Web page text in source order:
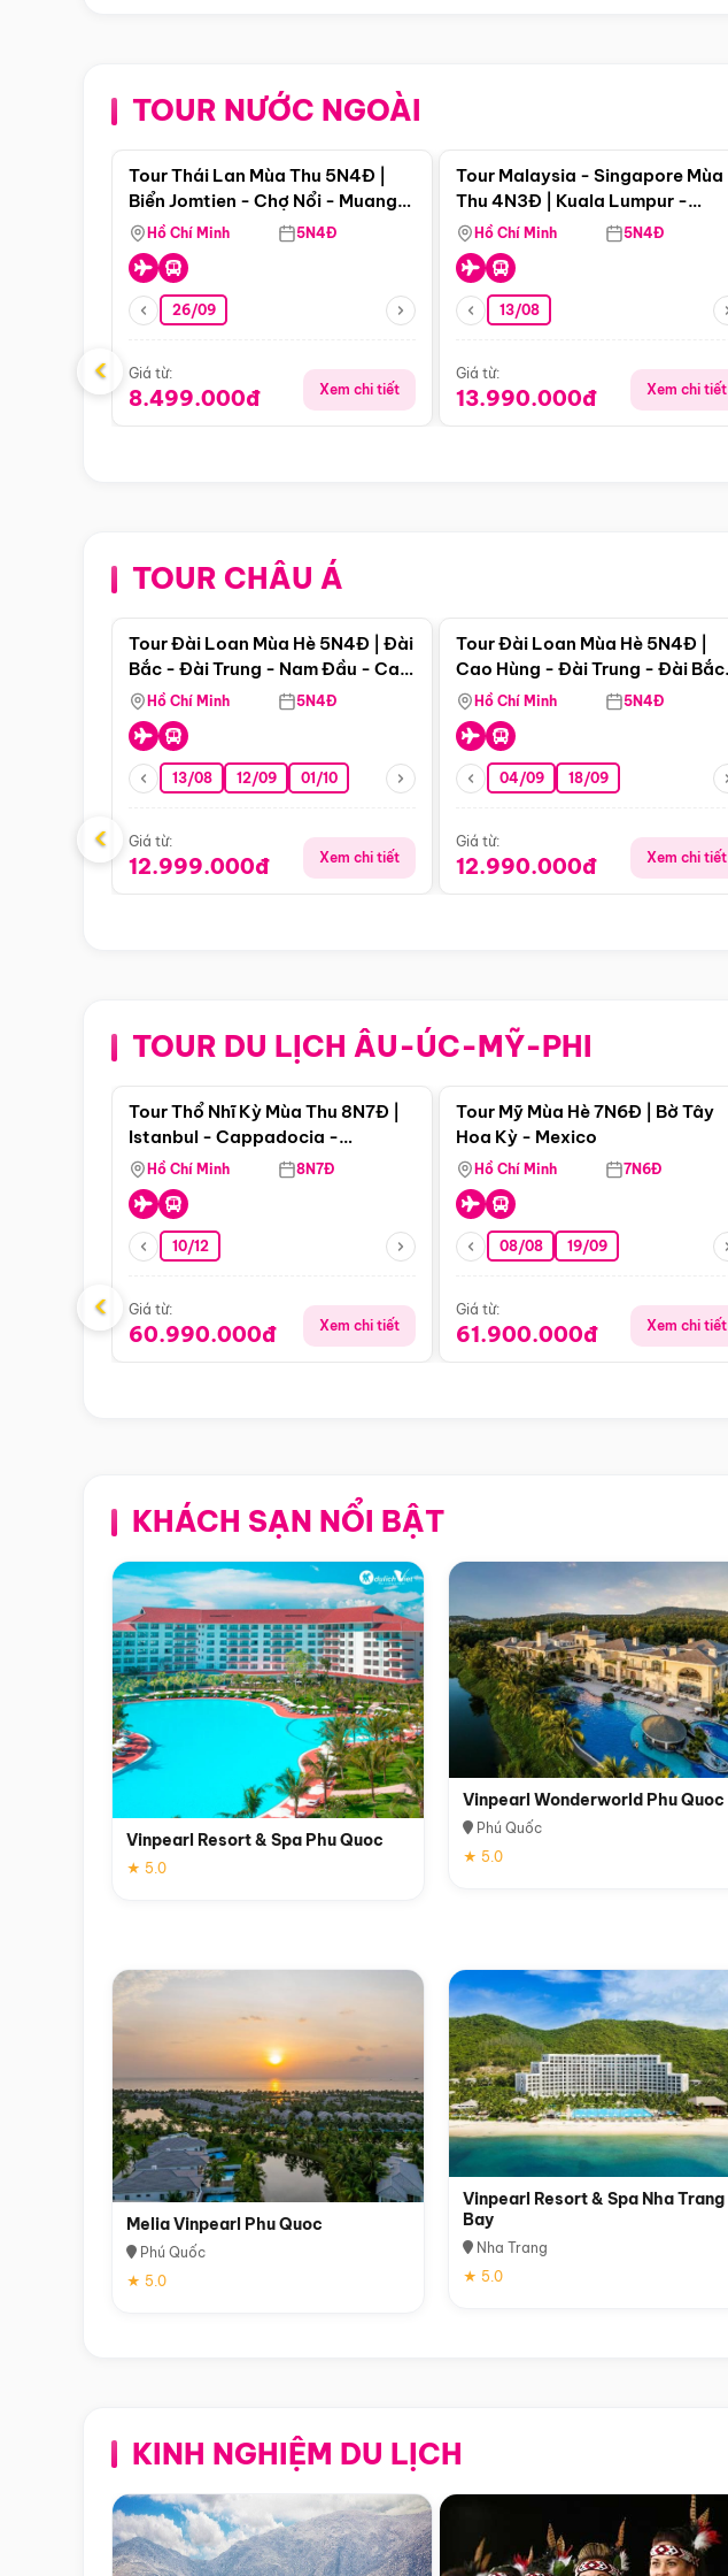
TOUR NƯỚC NGOÀI
Điểm nổi bật
Tour Thái Lan Mùa Thu 5N4Đ |
Biển Jomtien - Chợ Nổi - Muang
Boran - Suanthai
Hồ Chí Minh 5N4Đ
26/09
Giá từ:
8.499.000đ Xem chi tiết
Tour Malaysia - Singapore Mùa
Thu 4N3Đ | Kuala Lumpur -
Malacca - Johor Baru -
Singapore
Hồ Chí Minh 5N4Đ
13/08
Giá từ:
13.990.000đ Xem chi tiết
‹
TOUR CHÂU ÁĐiểm nổi bật
Tour Đài Loan Mùa Hè 5N4Đ | Đài
Bắc - Đài Trung - Nam Đầu - Cao
Hùng ( Bay Vn)
Hồ Chí Minh 5N4Đ
13/08 12/09 01/10
Giá từ:
12.999.000đ Xem chi tiết
Tour Đài Loan Mùa Hè 5N4Đ |
Cao Hùng - Đài Trung - Đài Bắc
(Bay Vj)
Hồ Chí Minh 5N4Đ
04/09 18/09
Giá từ:
12.990.000đ Xem chi tiết
‹
TOUR DU LỊCH ÂU-ÚC-MỸ-PHI
Điểm nổi bật
Tour Thổ Nhĩ Kỳ Mùa Thu 8N7Đ |
Istanbul - Cappadocia -
Pamukkale
Hồ Chí Minh 8N7Đ
10/12
Giá từ:
60.990.000đ Xem chi tiết
Tour Mỹ Mùa Hè 7N6Đ | Bờ Tây
Hoa Kỳ - Mexico
Hồ Chí Minh 7N6Đ
08/08 19/09
Giá từ:
61.900.000đ Xem chi tiết
‹
KHÁCH SẠN NỔI BẬT
Vinpearl Resort & Spa Phu Quoc
★ 5.0
Vinpearl Wonderworld Phu Quoc
Phú Quốc
★ 5.0
Melia Vinpearl Phu Quoc
Phú Quốc
★ 5.0
Vinpearl Resort & Spa Nha Trang
Bay
Nha Trang
★ 5.0
KINH NGHIỆM DU LỊCH